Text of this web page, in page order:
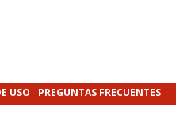
USO PREGUNTAS FRECUENTES